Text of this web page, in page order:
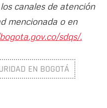
canales de atención
mencionada o en
sdqs/.
EN BOGOTÁ